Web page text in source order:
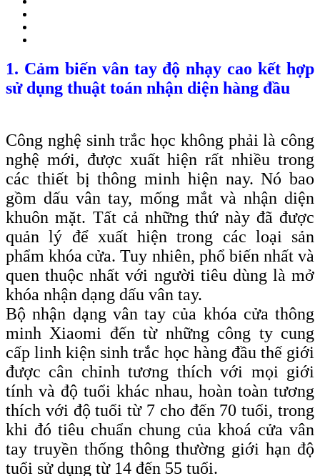
1. Cảm biến vân tay độ nhạy cao kết hợp
sử dụng thuật toán nhận diện hàng đầu
Công nghệ sinh trắc học không phải là công
nghệ mới, được xuất hiện rất nhiều trong
các thiết bị thông minh hiện nay. Nó bao
gồm dấu vân tay, mống mắt và nhận diện
khuôn mặt. Tất cả những thứ này đã được
quản lý để xuất hiện trong các loại sản
phẩm khóa cửa. Tuy nhiên, phổ biến nhất và
quen thuộc nhất với người tiêu dùng là mở
khóa nhận dạng dấu vân tay.
Bộ nhận dạng vân tay của khóa cửa thông
minh Xiaomi đến từ những công ty cung
cấp linh kiện sinh trắc học hàng đầu thế giới
được cân chỉnh tương thích với mọi giới
tính và độ tuổi khác nhau, hoàn toàn tương
thích với độ tuổi từ 7 cho đến 70 tuổi, trong
khi đó tiêu chuẩn chung của khoá cửa vân
tay truyền thống thông thường giới hạn độ
tuổi sử dụng từ 14 đến 55 tuổi.